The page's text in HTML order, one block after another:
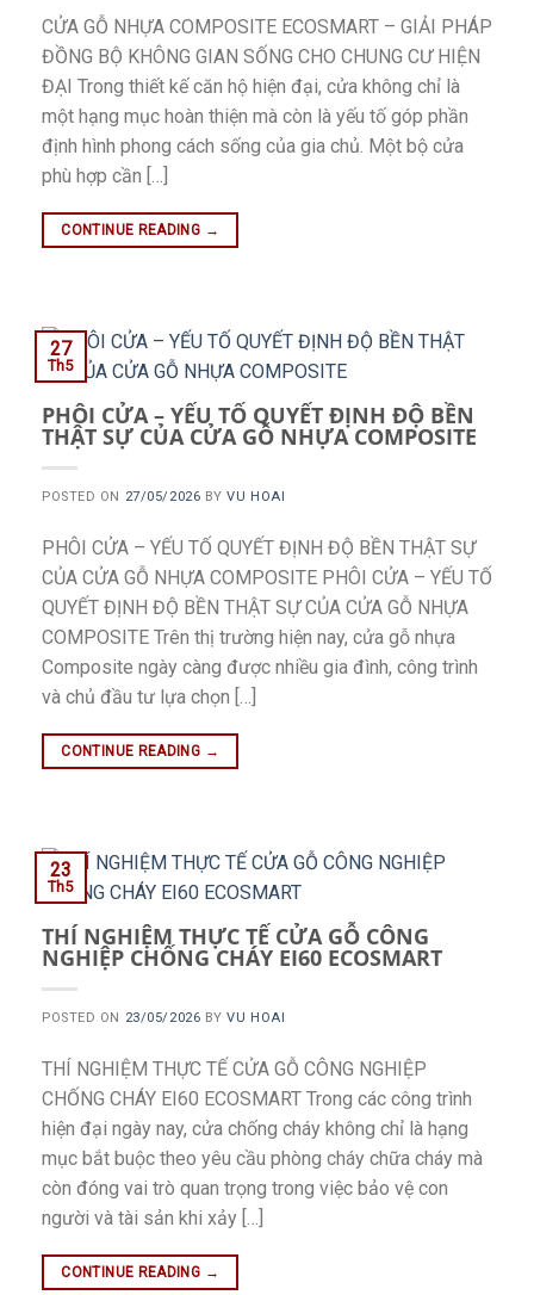
CỬA GỖ NHỰA COMPOSITE ECOSMART – GIẢI PHÁP
ĐỒNG BỘ KHÔNG GIAN SỐNG CHO CHUNG CƯ HIỆN
ĐẠI Trong thiết kế căn hộ hiện đại, cửa không chỉ là
một hạng mục hoàn thiện mà còn là yếu tố góp phần
định hình phong cách sống của gia chủ. Một bộ cửa
phù hợp cần […]
CONTINUE READING →
PHÔI CỬA – YẾU TỐ QUYẾT ĐỊNH ĐỘ BỀN
THẬT SỰ CỦA CỬA GỖ NHỰA COMPOSITE
POSTED ON 27/05/2026 BYVU HOAI
27
Th5
PHÔI CỬA – YẾU TỐ QUYẾT ĐỊNH ĐỘ BỀN THẬT SỰ
CỦA CỬA GỖ NHỰA COMPOSITE PHÔI CỬA – YẾU TỐ
QUYẾT ĐỊNH ĐỘ BỀN THẬT SỰ CỦA CỬA GỖ NHỰA
COMPOSITE Trên thị trường hiện nay, cửa gỗ nhựa
Composite ngày càng được nhiều gia đình, công trình
và chủ đầu tư lựa chọn […]
CONTINUE READING →
THÍ NGHIỆM THỰC TẾ CỬA GỖ CÔNG
NGHIỆP CHỐNG CHÁY EI60 ECOSMART
POSTED ON 23/05/2026 BYVU HOAI
23
Th5
THÍ NGHIỆM THỰC TẾ CỬA GỖ CÔNG NGHIỆP
CHỐNG CHÁY EI60 ECOSMART Trong các công trình
hiện đại ngày nay, cửa chống cháy không chỉ là hạng
mục bắt buộc theo yêu cầu phòng cháy chữa cháy mà
còn đóng vai trò quan trọng trong việc bảo vệ con
người và tài sản khi xảy […]
CONTINUE READING →